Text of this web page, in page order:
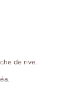
de rive.